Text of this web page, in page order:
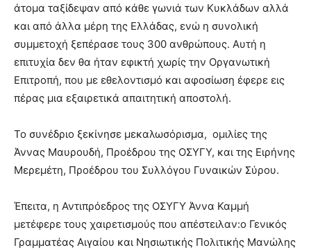
άτομα ταξίδεψαν από κάθε γωνιά των Κυκλάδων αλλά
και από άλλα μέρη της Ελλάδας, ενώ η συνολική
συμμετοχή ξεπέρασε τους 300 ανθρώπους. Αυτή η
επιτυχία δεν θα ήταν εφικτή χωρίς την Οργανωτική
Επιτροπή, που με εθελοντισμό και αφοσίωση έφερε εις
πέρας μια εξαιρετικά απαιτητική αποστολή.
Το συνέδριο ξεκίνησε μεκαλωσόρισμα, ομιλίες της
Άννας Μαυρουδή, Προέδρου της ΟΣΥΓΥ, και της Ειρήνης
Μερεμέτη, Προέδρου του Συλλόγου Γυναικών Σύρου.
Έπειτα, η Αντιπρόεδρος της ΟΣΥΓΥ Άννα Καμμή
μετέφερε τους χαιρετισμούς που απέστειλαν:ο Γενικός
Γραμματέας Αιγαίου και Νησιωτικής Πολιτικής Μανώλης